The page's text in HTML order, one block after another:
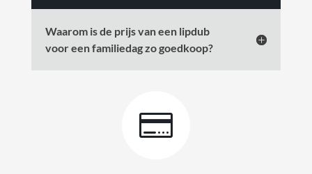
Waarom is de prijs van een lipdub
voor een familiedag zo goedkoop?
